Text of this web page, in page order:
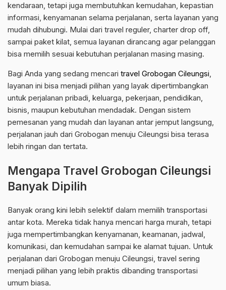
kendaraan, tetapi juga membutuhkan kemudahan, kepastian
informasi, kenyamanan selama perjalanan, serta layanan yang
mudah dihubungi. Mulai dari travel reguler, charter drop off,
sampai paket kilat, semua layanan dirancang agar pelanggan
bisa memilih sesuai kebutuhan perjalanan masing masing.
Bagi Anda yang sedang mencari travel Grobogan Cileungsi,
layanan ini bisa menjadi pilihan yang layak dipertimbangkan
untuk perjalanan pribadi, keluarga, pekerjaan, pendidikan,
bisnis, maupun kebutuhan mendadak. Dengan sistem
pemesanan yang mudah dan layanan antar jemput langsung,
perjalanan jauh dari Grobogan menuju Cileungsi bisa terasa
lebih ringan dan tertata.
Mengapa Travel Grobogan Cileungsi
Banyak Dipilih
Banyak orang kini lebih selektif dalam memilih transportasi
antar kota. Mereka tidak hanya mencari harga murah, tetapi
juga mempertimbangkan kenyamanan, keamanan, jadwal,
komunikasi, dan kemudahan sampai ke alamat tujuan. Untuk
perjalanan dari Grobogan menuju Cileungsi, travel sering
menjadi pilihan yang lebih praktis dibanding transportasi
umum biasa.